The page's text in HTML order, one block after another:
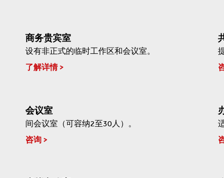
商务贵宾室
设有非正式的临时工作区和会议室。
了解详情
会议室
间会议室（可容纳2至30人）。
咨询